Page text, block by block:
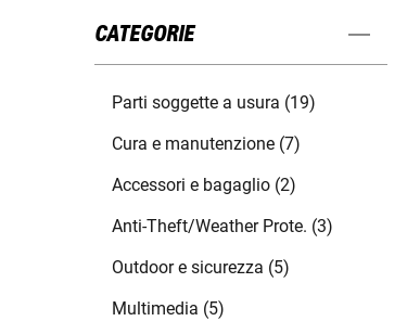
CATEGORIE
Parti soggette a usura (19)
Cura e manutenzione (7)
Accessori e bagaglio (2)
Anti-Theft/Weather Prote. (3)
Outdoor e sicurezza (5)
Multimedia (5)